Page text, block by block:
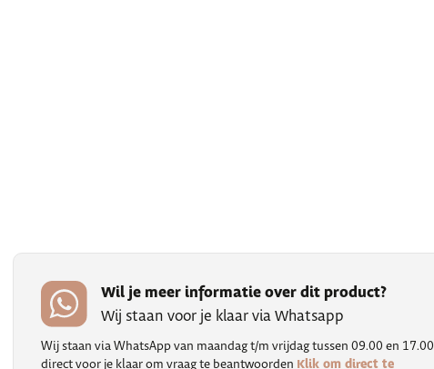
Wil je meer informatie over dit product?
Wij staan voor je klaar via Whatsapp
Wij staan via WhatsApp van maandag t/m vrijdag tussen 09.00 en 17.00
direct voor je klaar om vraag te beantwoorden Klik om direct te